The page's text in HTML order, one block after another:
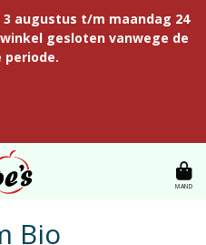
augustus t/m maandag 24
gesloten vanwege de
MAND
Bio